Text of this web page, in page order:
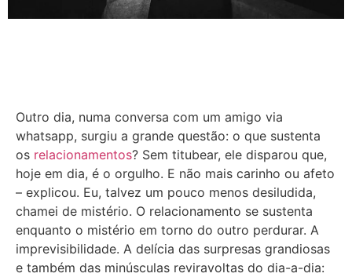
Outro dia, numa conversa com um amigo via
whatsapp, surgiu a grande questão: o que sustenta
os relacionamentos? Sem titubear, ele disparou que,
hoje em dia, é o orgulho. E não mais carinho ou afeto
– explicou. Eu, talvez um pouco menos desiludida,
chamei de mistério. O relacionamento se sustenta
enquanto o mistério em torno do outro perdurar. A
imprevisibilidade. A delícia das surpresas grandiosas
e também das minúsculas reviravoltas do dia-a-dia: